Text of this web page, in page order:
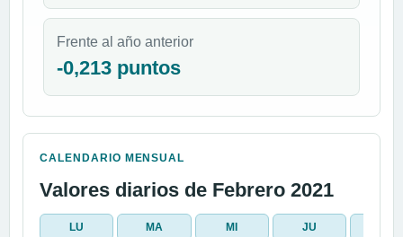
Frente al año anterior
-0,213 puntos
CALENDARIO MENSUAL
Valores diarios de Febrero 2021
LU MA MI JU